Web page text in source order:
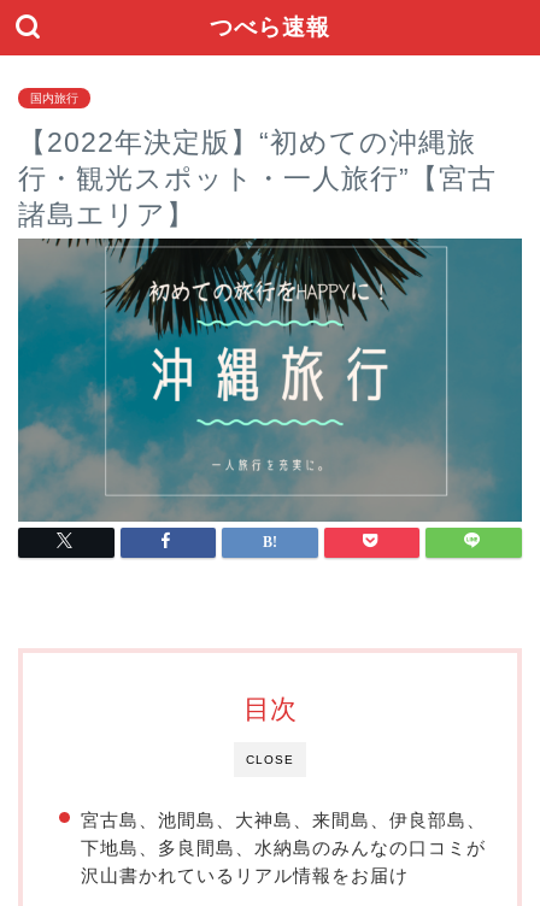
つべら速報
国内旅行
【2022年決定版】“初めての沖縄旅
行・観光スポット・一人旅行”【宮古
諸島エリア】
CLOSE
目次
宮古島、池間島、大神島、来間島、伊良部島、
下地島、多良間島、水納島のみんなの口コミが
沢山書かれているリアル情報をお届け